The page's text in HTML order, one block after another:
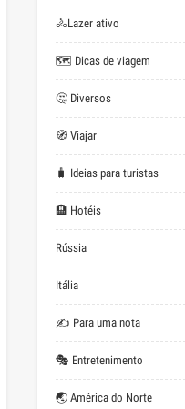
🚴Lazer ativo
🗺 Dicas de viagem
🤔 Diversos
🧭 Viajar
🧳 Ideias para turistas
🏨 Hotéis
Rússia
Itália
✍ Para uma nota
🎭 Entretenimento
🌏 América do Norte